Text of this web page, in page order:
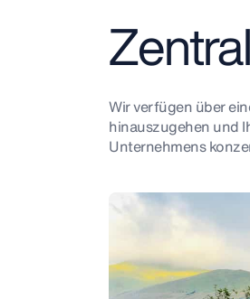
Wir verfügen über
hinauszugehen und
Unternehmens